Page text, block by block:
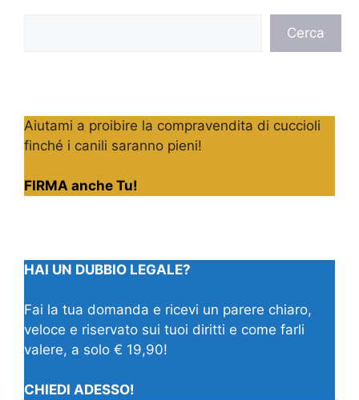
Cerca
Aiutami a proibire la compravendita di cuccioli
finché i canili saranno pieni!
FIRMA anche Tu!
HAI UN DUBBIO LEGALE?
Fai la tua domanda e ricevi un parere chiaro,
veloce e riservato sui tuoi diritti e come farli
valere, a solo € 19,90!
CHIEDI ADESSO!